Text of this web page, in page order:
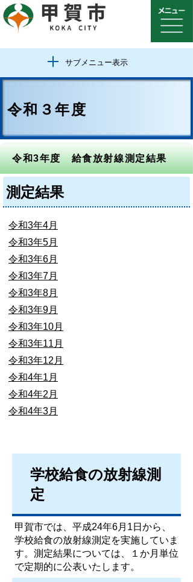
サブメニュー表示
令和３年度
令和3年度 給食放射線測定結果
測定結果
令和3年4月
令和3年5月
令和3年6月
令和3年7月
令和3年8月
令和3年9月
令和3年10月
令和3年11月
令和3年12月
令和4年1月
令和4年2月
令和4年3月
学校給食の放射線測
定
甲賀市では、平成24年6月1日から、
学校給食の放射線測定を実施していま
す。測定結果については、１か月単位
で定期的に公表いたします。